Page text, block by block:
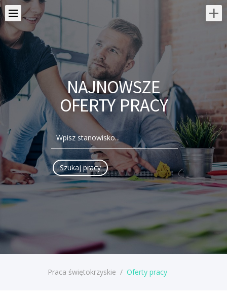
NAJNOWSZE
OFERTY PRACY
Praca świętokrzyskie / Oferty pracy